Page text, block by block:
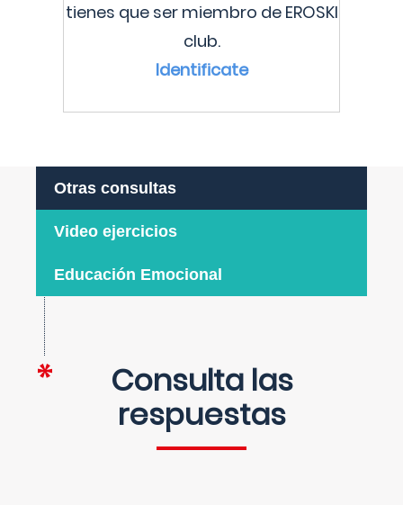
tienes que ser miembro de EROSKI
club.
Identificate
Otras consultas
Video ejercicios
Educación Emocional
Consulta las
respuestas